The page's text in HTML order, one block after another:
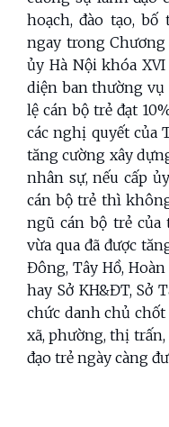
hoạch, đào tạo, bố
ngay trong
ủy Hà Nội khóa
diện ban thường vụ
lệ cán bộ trẻ đạt
các nghị quyết của
tăng cường xây
nhân sự, nếu cấp
cán bộ trẻ thì
ngũ cán bộ trẻ
vừa qua đã được
Đông, Tây Hồ,
hay Sở KH&ĐT, Sở
chức danh chủ chốt
xã, phường, thị
đạo trẻ ngày càng